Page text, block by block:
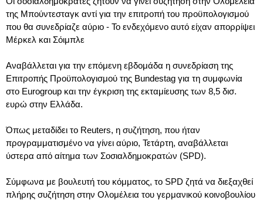
της Μπούντεσταγκ αντί για την επιτροπή του προϋπολογισμού
που θα συνεδρίαζε αύριο - Το ενδεχόμενο αυτό είχαν απορρίψει
Μέρκελ και Σόιμπλε
Αναβάλλεται για την επόμενη εβδομάδα η συνεδρίαση της
Επιτροπής Προϋπολογισμού της Bundestag για τη συμφωνία
στο Eurogroup και την έγκριση της εκταμίευσης των 8,5 δισ.
ευρώ στην Ελλάδα.
Όπως μεταδίδει το Reuters, η συζήτηση, που ήταν
προγραμματισμένο να γίνει αύριο, Τετάρτη, αναβάλλεται
ύστερα από αίτημα των Σοσιαλδημοκρατών (SPD).
Σύμφωνα με βουλευτή του κόμματος, το SPD ζητά να διεξαχθεί
πλήρης συζήτηση στην Ολομέλεια του γερμανικού κοινοβουλίου